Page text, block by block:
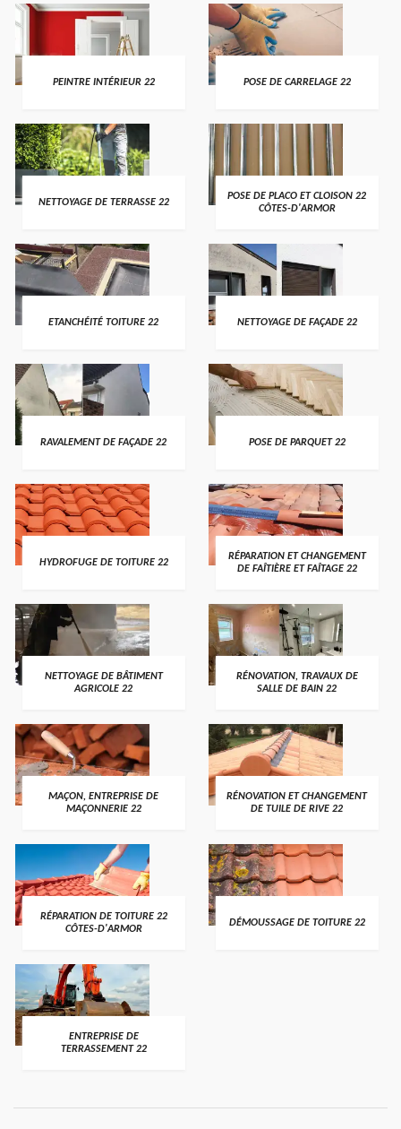
PEINTRE INTÉRIEUR 22 POSE DE CARRELAGE 22
NETTOYAGE DE TERRASSE 22
POSE DE PLACO ET CLOISON 22
CÔTES-D'ARMOR
ETANCHÉITÉ TOITURE 22 NETTOYAGE DE FAÇADE 22
RAVALEMENT DE FAÇADE 22 POSE DE PARQUET 22
HYDROFUGE DE TOITURE 22
RÉPARATION ET CHANGEMENT
DE FAÎTIÈRE ET FAÎTAGE 22
NETTOYAGE DE BÂTIMENT
AGRICOLE 22
RÉNOVATION, TRAVAUX DE
SALLE DE BAIN 22
MAÇON, ENTREPRISE DE
MAÇONNERIE 22
RÉNOVATION ET CHANGEMENT
DE TUILE DE RIVE 22
RÉPARATION DE TOITURE 22
CÔTES-D'ARMOR
DÉMOUSSAGE DE TOITURE 22
ENTREPRISE DE
TERRASSEMENT 22